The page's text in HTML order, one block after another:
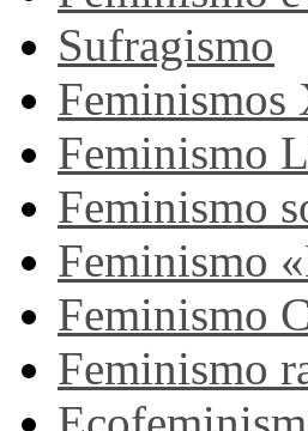
Sufragismo
Feminismo
Feminismo
Feminismo
Feminismo
Feminismo